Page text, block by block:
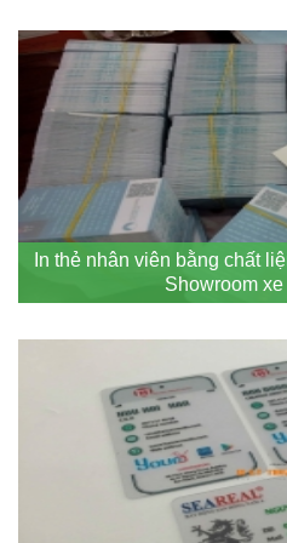
In thẻ nhân viên bằng chất
Showroom